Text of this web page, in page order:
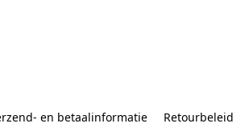
en betaalinformatie Retourbeleid